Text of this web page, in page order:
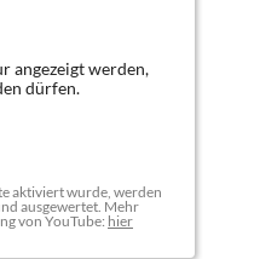
angezeigt werden,
dürfen.
aktiviert wurde, werden
ausgewertet. Mehr
von YouTube: hier